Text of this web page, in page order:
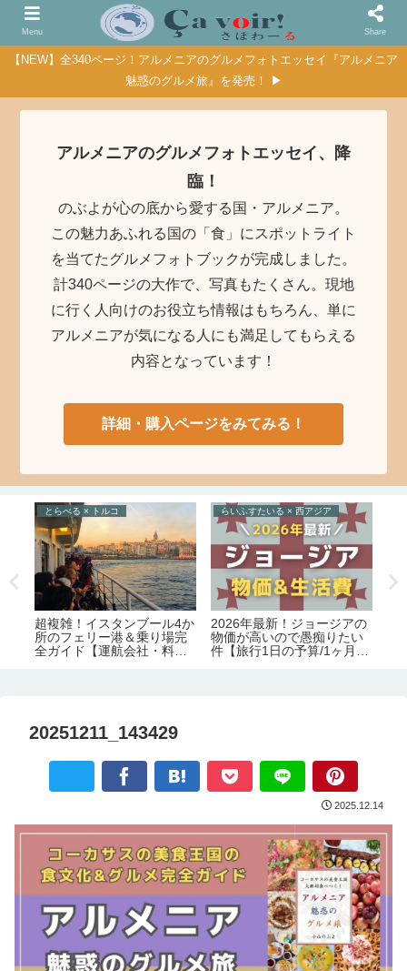
【NEW】全340ページ！アルメニアのグルメフォトエッセイ『アルメニア
魅惑のグルメ旅』を発売！ ▶
アルメニアのグルメフォトエッセイ、降
臨！
のぶよが心の底から愛する国・アルメニア。
この魅力あふれる国の「食」にスポットライト
を当てたグルメフォトブックが完成しました。
計340ページの大作で、写真もたくさん。現地
に行く人向けのお役立ち情報はもちろん、単に
アルメニアが気になる人にも満足してもらえる
内容となっています！
詳細・購入ページをみてみる！
とらべる × トルコ
超複雑！イスタンブール4か
所のフェリー港＆乗り場完
全ガイド【運航会社・料
らいふすたいる × 西アジア
2026年最新！ジョージアの
物価が高いので愚痴りたい
件【旅行1日の予算/1ヶ月の
20251211_143429
2025.12.14
Menu Share